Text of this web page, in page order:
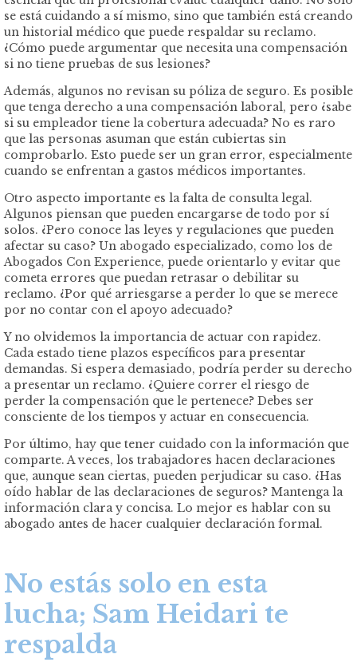
se está cuidando a sí mismo, sino que también está creando
un historial médico que puede respaldar su reclamo.
¿Cómo puede argumentar que necesita una compensación
si no tiene pruebas de sus lesiones?
Además, algunos no revisan su póliza de seguro. Es posible
que tenga derecho a una compensación laboral, pero ¿sabe
si su empleador tiene la cobertura adecuada? No es raro
que las personas asuman que están cubiertas sin
comprobarlo. Esto puede ser un gran error, especialmente
cuando se enfrentan a gastos médicos importantes.
Otro aspecto importante es la falta de consulta legal.
Algunos piensan que pueden encargarse de todo por sí
solos. ¿Pero conoce las leyes y regulaciones que pueden
afectar su caso? Un abogado especializado, como los de
Abogados Con Experience, puede orientarlo y evitar que
cometa errores que puedan retrasar o debilitar su
reclamo. ¿Por qué arriesgarse a perder lo que se merece
por no contar con el apoyo adecuado?
Y no olvidemos la importancia de actuar con rapidez.
Cada estado tiene plazos específicos para presentar
demandas. Si espera demasiado, podría perder su derecho
a presentar un reclamo. ¿Quiere correr el riesgo de
perder la compensación que le pertenece? Debes ser
consciente de los tiempos y actuar en consecuencia.
Por último, hay que tener cuidado con la información que
comparte. A veces, los trabajadores hacen declaraciones
que, aunque sean ciertas, pueden perjudicar su caso. ¿Has
oído hablar de las declaraciones de seguros? Mantenga la
información clara y concisa. Lo mejor es hablar con su
abogado antes de hacer cualquier declaración formal.
No estás solo en esta
lucha; Sam Heidari te
respalda